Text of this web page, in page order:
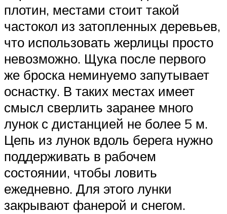
плотин, местами стоит такой
частокол из затопленных деревьев,
что использовать жерлицы просто
невозможно. Щука после первого
же броска неминуемо запутывает
оснастку. В таких местах имеет
смысл сверлить заранее много
лунок с дистанцией не более 5 м.
Цепь из лунок вдоль берега нужно
поддерживать в рабочем
состоянии, чтобы ловить
ежедневно. Для этого лунки
закрывают фанерой и снегом.